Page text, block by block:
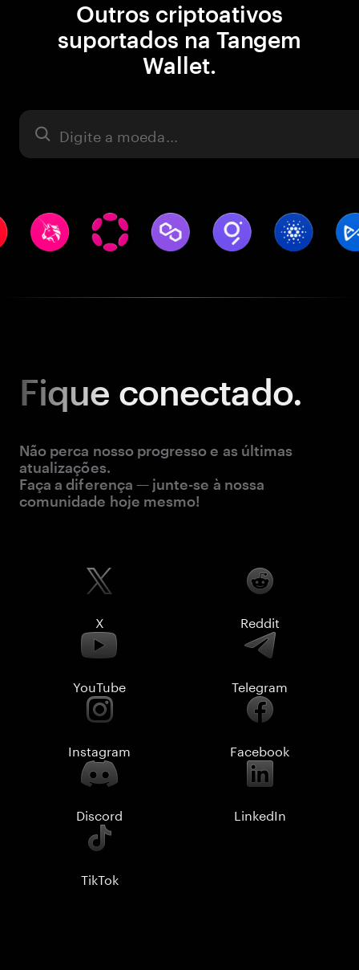
Outros criptoativos
suportados na Tangem
Wallet.
Ativo
Fique conectado.
Não perca nosso progresso e as últimas
atualizações.
Faça a diferença — junte-se à nossa
comunidade hoje mesmo!
X Reddit
YouTube Telegram
Instagram Facebook
Discord LinkedIn
TikTok